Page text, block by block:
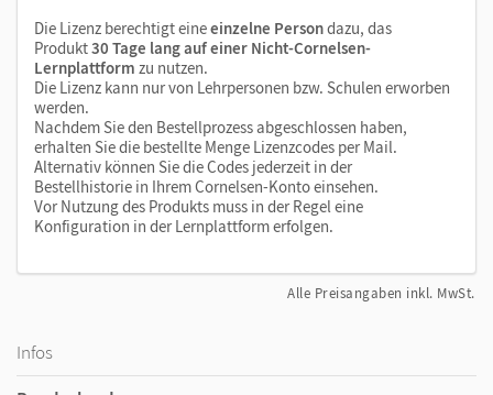
Lernstand entspricht. So fördern und fordern Sie alle
Schüler/-innen der Klasse digital und sparen dabei
Zeit und Papier.
Die interaktiven Übungen sind auch
lehrwerkunabhängig einsetzbar.
Die Lizenz berechtigt eineeinzelne Persondazu, das
Produkt30 Tage lang auf einer Nicht-Cornelsen-
Lernplattform zu nutzen.
Die Lizenz kann nur von Lehrpersonen bzw. Schulen erworben
werden.
Nachdem Sie den Bestellprozess abgeschlossen haben,
erhalten Sie die bestellte Menge Lizenzcodes per Mail.
Alternativ können Sie die Codes jederzeit in der
Bestellhistorie in Ihrem Cornelsen-Konto einsehen.
Vor Nutzung des Produkts muss in der Regel eine
Konfiguration in der Lernplattform erfolgen.
Alle Preisangaben inkl. MwSt.
Infos